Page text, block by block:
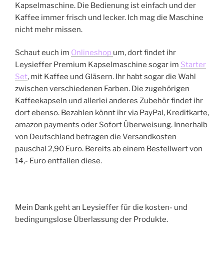
Kapselmaschine. Die Bedienung ist einfach und der
Kaffee immer frisch und lecker. Ich mag die Maschine
nicht mehr missen.
Schaut euch im Onlineshop um, dort findet ihr
Leysieffer Premium Kapselmaschine sogar im Starter
Set, mit Kaffee und Gläsern. Ihr habt sogar die Wahl
zwischen verschiedenen Farben. Die zugehörigen
Kaffeekapseln und allerlei anderes Zubehör findet ihr
dort ebenso. Bezahlen könnt ihr via PayPal, Kreditkarte,
amazon payments oder Sofort Überweisung. Innerhalb
von Deutschland betragen die Versandkosten
pauschal 2,90 Euro. Bereits ab einem Bestellwert von
14,- Euro entfallen diese.
Mein Dank geht an Leysieffer für die kosten- und
bedingungslose Überlassung der Produkte.